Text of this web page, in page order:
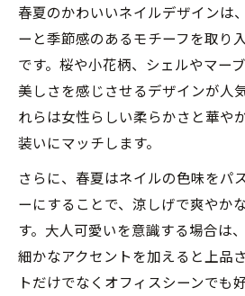
春夏のかわいいネイルデザインは
ーと季節感のあるモチーフを取り
です。桜や小花柄、シェルやマー
美しさを感じさせるデザインが人
れらは女性らしい柔らかさと華や
装いにマッチします。
さらに、春夏はネイルの色味をパ
ーにすることで、涼しげで爽やか
す。大人可愛いを意識する場合は
細かなアクセントを加えると上品
トだけでなくオフィスシーンでも